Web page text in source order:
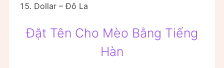
Dollar – Đô La
Đặt Tên Cho Mèo Bằng Tiếng
Hàn